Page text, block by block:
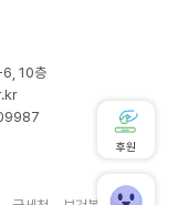
6, 10층
후원